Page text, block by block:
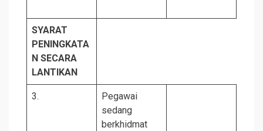
SYARAT
PENINGKATA
N SECARA
LANTIKAN
3.
Pegawai
sedang
berkhidmat